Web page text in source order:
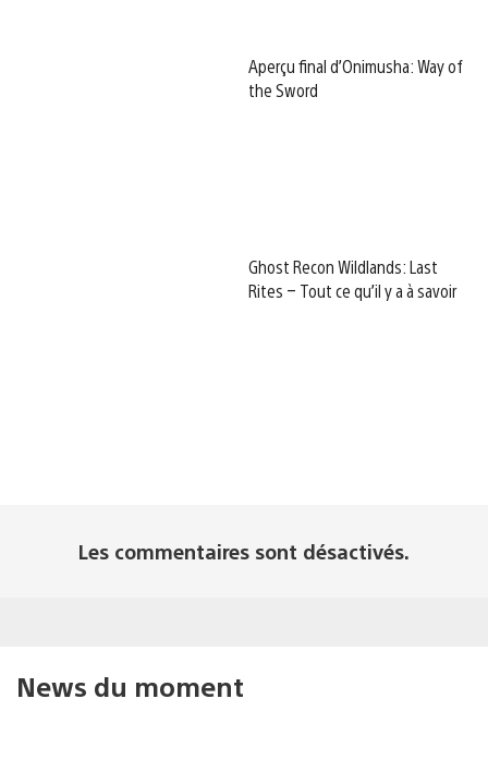
Aperçu final d’Onimusha: Way of
the Sword
Ghost Recon Wildlands: Last
Rites – Tout ce qu’il y a à savoir
Les commentaires sont désactivés.
News du moment